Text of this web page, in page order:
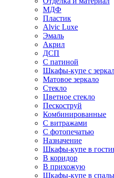
МДФ
Пластик
Alvic Luxe
Эмаль
Акрил
ДСП
С патиной
Шкафы-купе с
Матовое зеркало
Стекло
Цветное стекло
Пескоструй
Комбинированные
С витражами
С фотопечатью
Назначение
Шкафы-купе в
В коридор
В прихожую
Шкафы-купе в